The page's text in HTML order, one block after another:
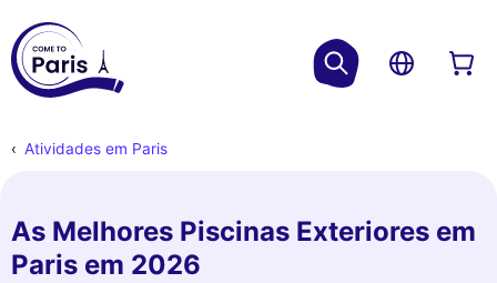
Atividades em Paris
As Melhores Piscinas Exteriores em
Paris em 2026